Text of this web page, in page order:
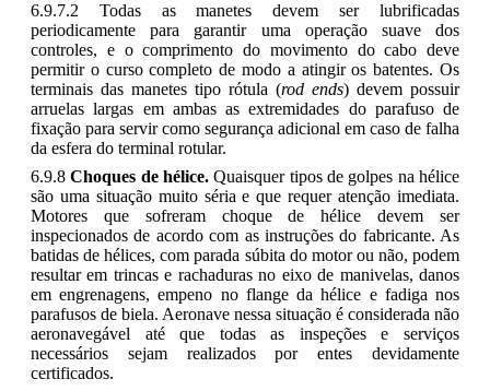
6.9.7.2 Todas as manetes devem ser lubrificadas
periodicamente para garantir uma operação suave dos
controles, e o comprimento do movimento do cabo deve
permitir o curso completo de modo a atingir os batentes. Os
terminais das manetes tipo rótula (rod ends) devem possuir
arruelas largas em ambas as extremidades do parafuso de
fixação para servir como segurança adicional em caso de falha
da esfera do terminal rotular.
6.9.8Choques de hélice. Quaisquer tipos de golpes na hélice
são uma situação muito séria e que requer atenção imediata.
Motores que sofreram choque de hélice devem ser
inspecionados de acordo com as instruções do fabricante. As
batidas de hélices, com parada súbita do motor ou não, podem
resultar em trincas e rachaduras no eixo de manivelas, danos
em engrenagens, empeno no flange da hélice e fadiga nos
parafusos de biela. Aeronave nessa situação é considerada não
aeronavegável até que todas as inspeções e serviços
necessários sejam realizados por entes devidamente
certificados.